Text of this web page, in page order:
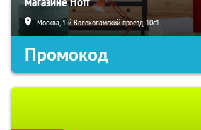
Москва, 1-й Волоколамский проезд, 10с1
Промокод